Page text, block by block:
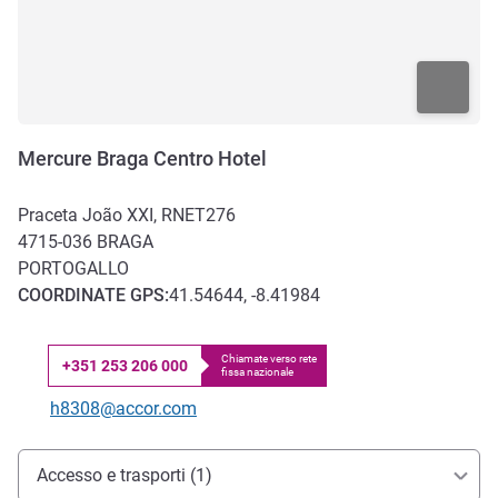
Mercure Braga Centro Hotel
Praceta João XXI, RNET276
4715-036 BRAGA
PORTOGALLO
COORDINATE GPS:41.54644, -8.41984
Telefono
+351 253 206 000
Chiamate verso rete
fissa nazionale
E-mail di contatto
h8308@accor.com
Accesso e trasporti
Accesso e trasporti (1)